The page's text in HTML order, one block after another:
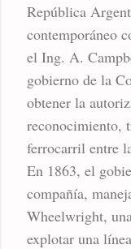
República
contemporáneo
el Ing. A.
gobierno de la
obtener la
reconocimiento,
ferrocarril entre
En 1863, el
compañía,
Wheelwright,
explotar una